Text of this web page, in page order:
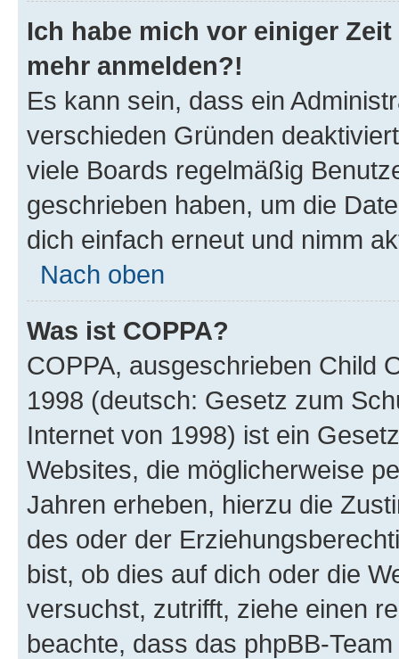
Ich habe mich vor einiger
mehr anmelden?!
Es kann sein, dass ein
verschieden Gründen
viele Boards regelmäßig
geschrieben haben, um die
dich einfach erneut und nimm
Nach oben
Was ist COPPA?
COPPA, ausgeschrieben Child
1998 (deutsch: Gesetz zum
Internet von 1998) ist ein
Websites, die möglicherweise
Jahren erheben, hierzu die
des oder der
bist, ob dies auf dich oder die
versuchst, zutrifft, ziehe einen
beachte, dass das phpBB-